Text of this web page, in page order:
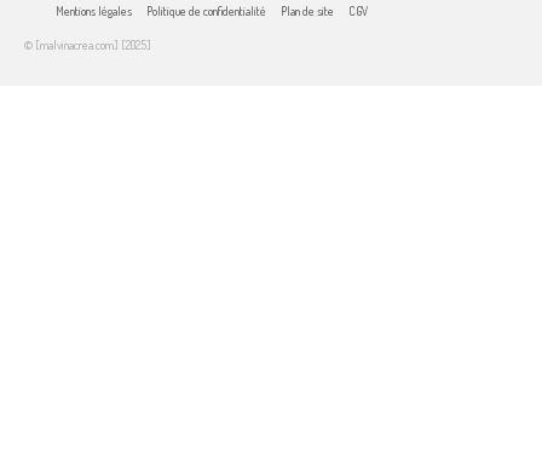
Mentions légales Politique de confidentialité Plan de site CGV
© [malvinacrea.com] [2025]